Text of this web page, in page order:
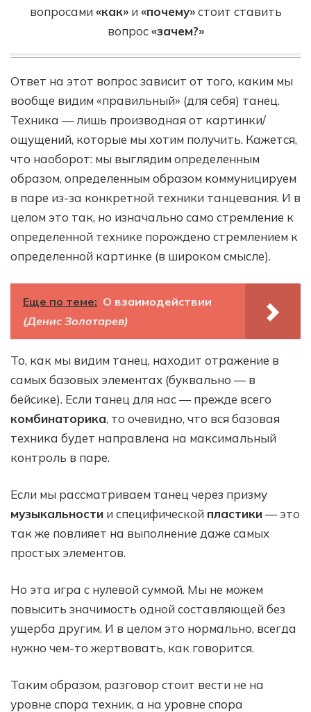
вопросами «как»и «почему»стоит ставить
вопрос«зачем?»
Ответ на этот вопрос зависит от того, каким мы
вообще видим «правильный» (для себя) танец.
Техника — лишь производная от картинки/
ощущений, которые мы хотим получить. Кажется,
что наоборот: мы выглядим определенным
образом, определенным образом коммуницируем
в паре из-за конкретной техники танцевания. И в
целом это так, но изначально само стремление к
определенной технике порождено стремлением к
определенной картинке (в широком смысле).
Еще по теме: О взаимодействии
(Денис Золотарев)
То, как мы видим танец, находит отражение в
самых базовых элементах (буквально — в
бейсике). Если танец для нас — прежде всего
комбинаторика, то очевидно, что вся базовая
техника будет направлена на максимальный
контроль в паре.
Если мы рассматриваем танец через призму
музыкальности и специфической пластики— это
так же повлияет на выполнение даже самых
простых элементов.
Но эта игра с нулевой суммой. Мы не можем
повысить значимость одной составляющей без
ущерба другим. И в целом это нормально, всегда
нужно чем-то жертвовать, как говорится.
Таким образом, разговор стоит вести не на
уровне спора техник, а на уровне спора